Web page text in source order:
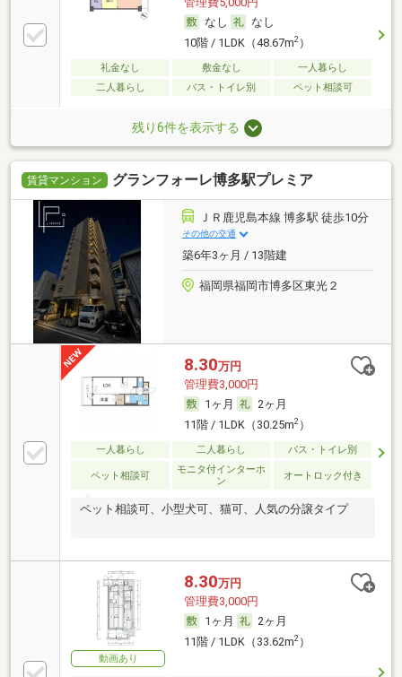
なし
なし
10階 / 1LDK（48.67m2）
礼金なし 敷金なし
一人暮らし
二人暮らし
バス・トイレ別 ペット相談可
残り6件を表示する
賃貸マンション グランフォーレ博多駅プレミア
ＪＲ鹿児島本線 博多駅 徒歩10分
その他の交通
築6年3ヶ月 / 13階建
福岡県福岡市博多区東光２
8.30万円
管理費3,000円
1ヶ月
2ヶ月
11階 / 1LDK（30.25m2）
一人暮らし 二人暮らし バス・トイレ別
ペット相談可
モニタ付インターホ
ン
オートロック付き
ペット相談可、小型犬可、猫可、人気の分譲タイプ
動画あり
8.30万円
管理費3,000円
1ヶ月
2ヶ月
11階 / 1LDK（33.62m2）